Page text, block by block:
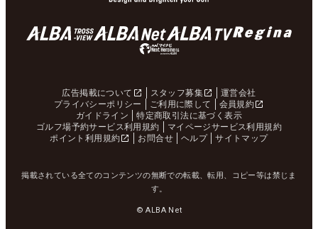
広告掲載について スタッフ募集
運営会社
プライバシーポリシー
ご利用に際して
会員規約
ガイドライン
特定商取引法に基づく表示
ゴルフ場予約サービス利用規約
マイページサービス利用規約
ポイント利用規約
お問合せ ヘルプ サイトマップ
掲載されている全てのコンテンツの無断での転載、転用、コピー等は禁じま
す。
© ALBA Net